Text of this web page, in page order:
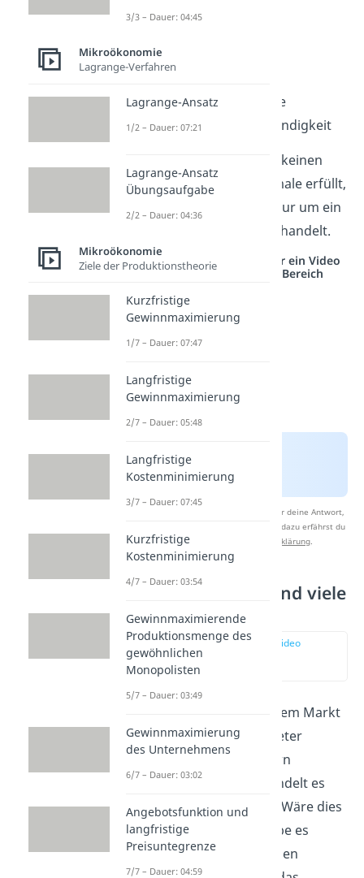
Unendlich schnelle
Reaktionsgeschwindigkeit
In der Realität gibt es keinen
Markt, der alle Merkmale erfüllt,
weshalb es sich hier nur um ein
theoretisches Modell handelt.
Studyflix vernetzt: Hier ein Video
aus einem anderen Bereich
Nach Beantwortung speichern wir deine Antwort,
um Studyflix zu verbessern. Mehr dazu erfährst du
in unserer
Datenschutzerklärung.
Viele Anbieter und viele
Nachfrager
zur Stelle im Video
In einem vollkommenem Markt
stehen mehrere Anbieter
mehreren Nachfragern
gegenüber. Somit handelt es
sich um ein Polypol
. Wäre dies
nicht der Fall, also gäbe es
beispielsweise nur einen
3/3 – Dauer: 04:45
Mikroökonomie
Lagrange-Verfahren
Lagrange-Ansatz
1/2 – Dauer: 07:21
Lagrange-Ansatz
Übungsaufgabe
2/2 – Dauer: 04:36
Mikroökonomie
Ziele der Produktionstheorie
Kurzfristige
Gewinnmaximierung
1/7 – Dauer: 07:47
Langfristige
Gewinnmaximierung
2/7 – Dauer: 05:48
Langfristige
Kostenminimierung
3/7 – Dauer: 07:45
Kurzfristige
Kostenminimierung
4/7 – Dauer: 03:54
Gewinnmaximierende
Produktionsmenge des
gewöhnlichen
Monopolisten
5/7 – Dauer: 03:49
Gewinnmaximierung
des Unternehmens
6/7 – Dauer: 03:02
Angebotsfunktion und
langfristige
Preisuntegrenze
7/7 – Dauer: 04:59